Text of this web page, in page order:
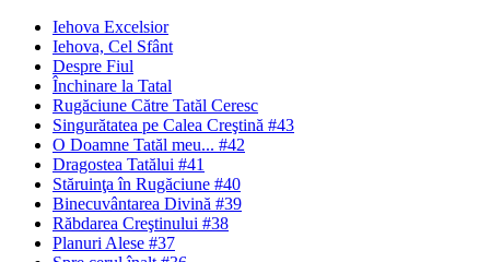
Iehova Excelsior
Iehova, Cel Sfânt
Despre Fiul
Închinare la Tatal
Rugăciune Către Tatăl Ceresc
Singurătatea pe Calea Creştină #43
O Doamne Tatăl meu... #42
Dragostea Tatălui #41
Stăruinţa în Rugăciune #40
Binecuvântarea Divină #39
Răbdarea Creştinului #38
Planuri Alese #37